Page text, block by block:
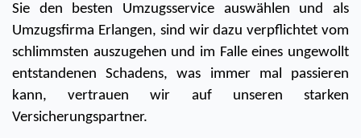
Sie den besten Umzugsservice auswählen und als
Umzugsfirma Erlangen, sind wir dazu verpflichtet vom
schlimmsten auszugehen und im Falle eines ungewollt
entstandenen Schadens, was immer mal passieren
kann, vertrauen wir auf unseren starken
Versicherungspartner.